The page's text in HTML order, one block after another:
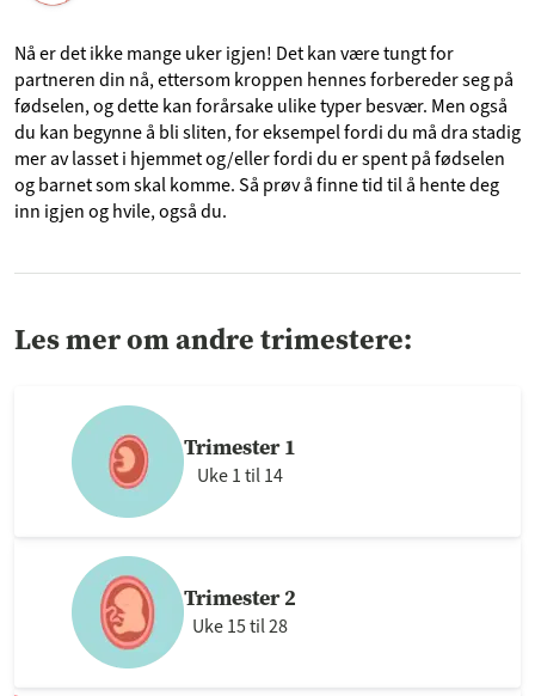
Nå er det ikke mange uker igjen! Det kan være tungt for
partneren din nå, ettersom kroppen hennes forbereder seg på
fødselen, og dette kan forårsake ulike typer besvær. Men også
du kan begynne å bli sliten, for eksempel fordi du må dra stadig
mer av lasset i hjemmet og/eller fordi du er spent på fødselen
og barnet som skal komme. Så prøv å finne tid til å hente deg
inn igjen og hvile, også du.
Les mer om andre trimestere:
Trimester 1
Uke 1 til 14
Trimester 2
Uke 15 til 28